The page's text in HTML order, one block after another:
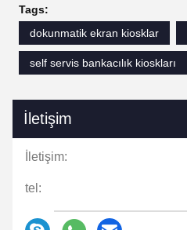
Tags:
dokunmatik ekran kiosklar
self servis bankacılık kioskları
İletişim
İletişim:
tel: